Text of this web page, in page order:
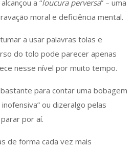
a “loucura perversa” – uma
moral e deficiência mental.
a usar palavras tolas e
do tolo pode parecer apenas
nesse nível por muito tempo.
para contar uma bobagem
ou dizeralgo pelas
por aí.
de forma cada vez mais